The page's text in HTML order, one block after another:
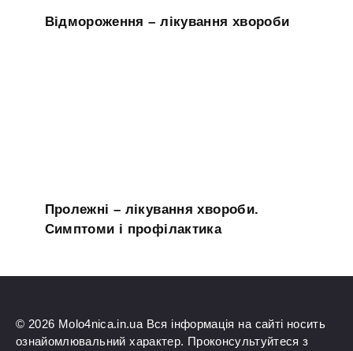
Відмороження – лікування хвороби
Пролежні – лікування хвороби.
Симптоми і профілактика
© 2026 Molo4nica.in.ua Вся інформація на сайті носить
ознайомлювальний характер. Проконсультуйтеся з